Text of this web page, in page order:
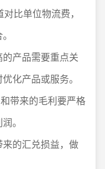
比单位物流费，
的产品需要重点关
化产品或服务。
带来的毛利要严格
。
的汇兑损益，做